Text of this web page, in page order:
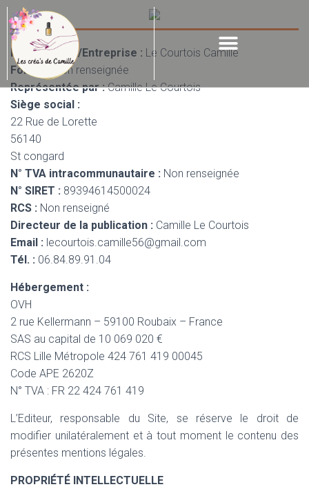
Nom Société/Entreprise : Le Courtois Camille
Forme :
Non renseignée
Représentée par :Camille Le Courtois
Siège social :
22 Rue de Lorette
56140
St congard
N° TVA intracommunautaire : Non renseignée
N° SIRET : 89394614500024
RCS : Non renseigné
Directeur de la publication : Camille Le Courtois
Email : lecourtois.camille56@gmail.com
Tél. : 06.84.89.91.04
Hébergement :
OVH
2 rue Kellermann – 59100 Roubaix – France
SAS au capital de 10 069 020 €
RCS Lille Métropole 424 761 419 00045
Code APE 2620Z
N° TVA : FR 22 424 761 419
L’Editeur, responsable du Site, se réserve le droit de
modifier unilatéralement et à tout moment le contenu des
présentes mentions légales.
PROPRIÉTÉ INTELLECTUELLE